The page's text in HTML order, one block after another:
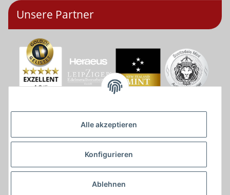
Alle akzeptieren
Konfigurieren
Ablehnen
Unsere Partner